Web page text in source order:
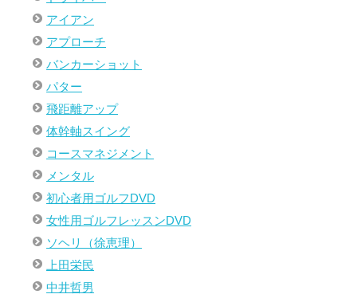
アイアン
アプローチ
バンカーショット
パター
飛距離アップ
体幹軸スイング
コースマネジメント
メンタル
初心者用ゴルフDVD
女性用ゴルフレッスンDVD
ソヘリ（徐恵理）
上田栄民
中井哲男